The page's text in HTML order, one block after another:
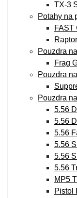
TX-3
Potahy na
FAST
Pouzdra
Frag
Pouzdra
Pouzdra
5.56
5.56
5.56
5.56
5.56
5.56
MP5
Pistol